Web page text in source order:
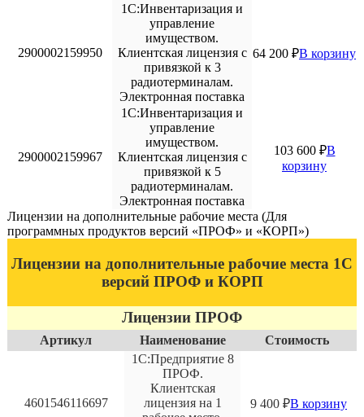
2900002159950
1С:Инвентаризация и
управление
имуществом.
Клиентская лицензия с
привязкой к 3
радиотерминалам.
Электронная поставка
64 200 ₽В корзину
2900002159967
1С:Инвентаризация и
управление
имуществом.
Клиентская лицензия с
привязкой к 5
радиотерминалам.
Электронная поставка
103 600 ₽В
корзину
Лицензии на дополнительные рабочие места (Для
программных продуктов версий «ПРОФ» и «КОРП»)
Лицензии на дополнительные рабочие места 1С
версий ПРОФ и КОРП
Лицензии ПРОФ
Артикул Наименование Стоимость
4601546116697
1С:Предприятие 8
ПРОФ.
Клиентская
лицензия на 1
9 400 ₽В корзину